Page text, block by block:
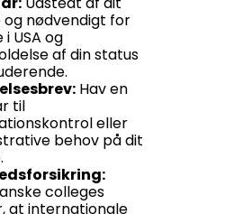
og nødvendigt for
USA og
af din status
Hav en
til
eller
behov på dit
colleges
at internationale